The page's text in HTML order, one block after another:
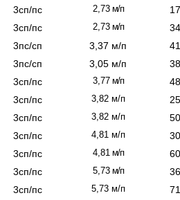
3сп/пс 2,73м/п
3сп/пс 2,73м/п
3пс/сп 3,37 м/п
3пс/сп 3,05 м/п
3сп/пс 3,77м/п
3сп/пс 3,82м/п
3сп/пс 3,82м/п
3сп/пс 4,81 м/п
3сп/пс 4,81 м/п
3сп/пс 5,73м/п
3сп/пс 5,73м/п